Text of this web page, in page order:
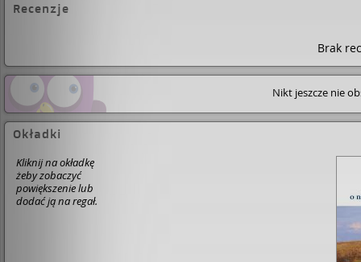
Recenzje
Brak
Nikt jeszcze nie
Okładki
Kliknij na okładkę
żeby zobaczyć
powiększenie lub
dodać ją na regał.